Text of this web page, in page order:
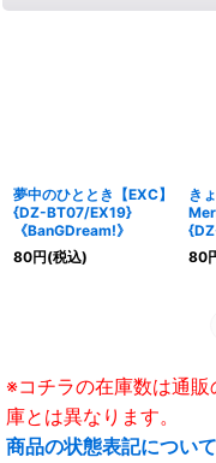
夢中のひととき【EXC】
{DZ-BT07/EX19}
《BanGDream!》
80円(税込)
き
《
80
※コチラの在庫数は通
庫とは異なります。
商品の状態表記につい